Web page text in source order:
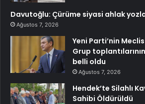
Davutoğlu: Çürüme siyasi ahlak
Ağustos 7, 2026
Yeni Parti’nin
Grup
belli oldu
Ağustos 7, 2026
Hendek’te Silahlı
Sahibi Öldürüldü